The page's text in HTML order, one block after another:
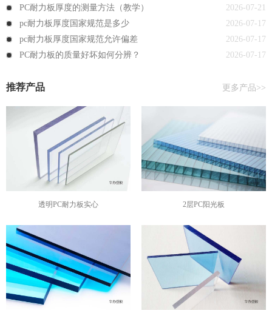
PC耐力板厚度的测量方法（教学）
2026-07-21
pc耐力板厚度国家规范是多少
2026-07-17
pc耐力板厚度国家规范允许偏差
2026-07-17
PC耐力板的质量好坏如何分辨？
2026-07-17
推荐产品 更多产品>>
透明PC耐力板实心 2层PC阳光板